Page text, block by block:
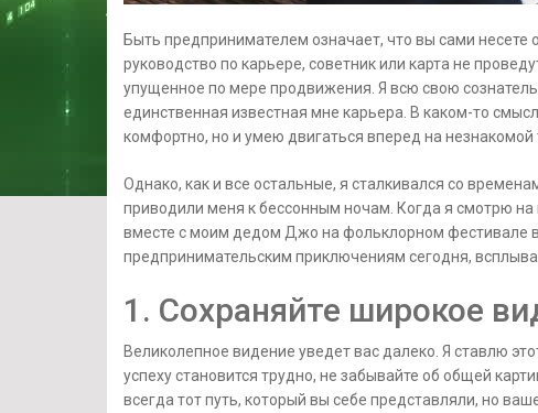
Быть предпринимателем означает, что вы сами несете
руководство по карьере, советник или карта не
упущенное по мере продвижения. Я всю свою
единственная известная мне карьера. В каком-то
комфортно, но и умею двигаться вперед на незнакомой
Однако, как и все остальные, я сталкивался со
приводили меня к бессонным ночам. Когда я смотрю
вместе с моим дедом Джо на фольклорном фестивале
предпринимательским приключениям сегодня,
1. Сохраняйте широкое
Великолепное видение уведет вас далеко. Я ставлю
успеху становится трудно, не забывайте об общей
всегда тот путь, который вы себе представляли, но